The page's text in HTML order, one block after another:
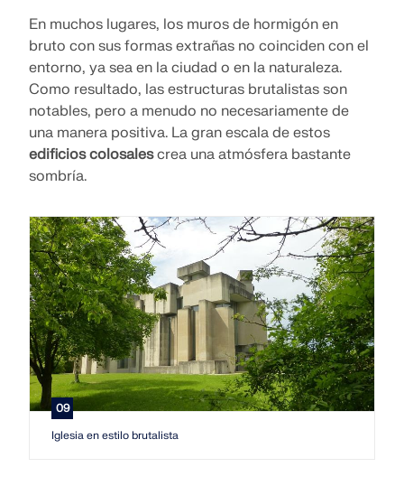
En muchos lugares, los muros de hormigón en
bruto con sus formas extrañas no coinciden con el
entorno, ya sea en la ciudad o en la naturaleza.
Como resultado, las estructuras brutalistas son
notables, pero a menudo no necesariamente de
una manera positiva. La gran escala de estos
edificios colosalescrea una atmósfera bastante
sombría.
09
Iglesia en estilo brutalista